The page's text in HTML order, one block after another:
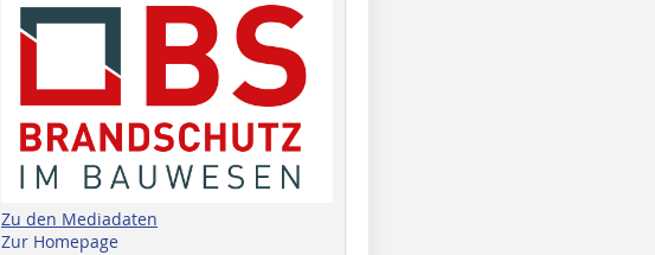
Zu den Mediadaten
Zur Homepage